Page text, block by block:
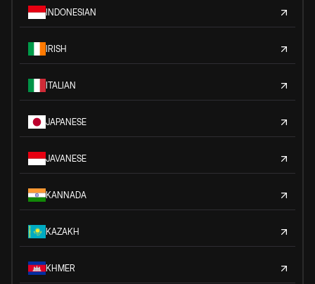
INDONESIAN
IRISH
ITALIAN
JAPANESE
JAVANESE
KANNADA
KAZAKH
KHMER